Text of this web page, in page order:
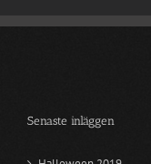
Senaste inläggen